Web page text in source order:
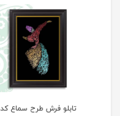
تابلو فرش طرح سماع کد